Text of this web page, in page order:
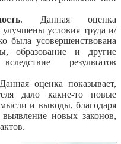
. Данная оценка
улучшены условия труда и/
была усовершенствована
образование и другие
результатов
оценка показывает,
дало какие-то новые
и выводы, благодаря
новых законов,